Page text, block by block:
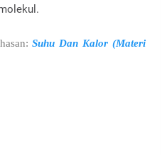
Suhu Dan Kalor (Materi